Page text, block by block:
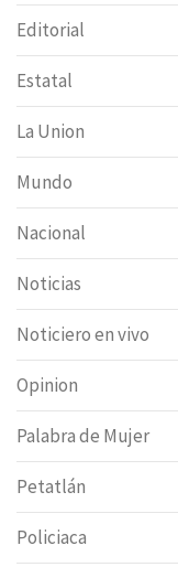
Editorial
Estatal
La Union
Mundo
Nacional
Noticias
Noticiero en vivo
Opinion
Palabra de Mujer
Petatlán
Policiaca